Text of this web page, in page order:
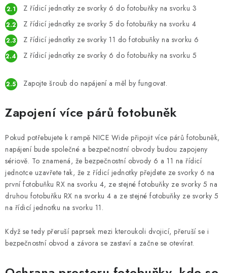
Z řídicí jednotky ze svorky 6 do fotobuňky na svorku 3
Z řídicí jednotky ze svorky 5 do fotobuňky na svorku 4
Z řídicí jednotky ze svorky 11 do fotobuňky na svorku 6
Z řídicí jednotky ze svorky 6 do fotobuňky na svorku 5
Zapojte šroub do napájení a měl by fungovat.
Zapojení více párů fotobuněk
Pokud potřebujete k rampě NICE Wide připojit více párů fotobuněk,
napájení bude společné a bezpečnostní obvody budou zapojeny
sériově. To znamená, že bezpečnostní obvody 6 a 11 na řídicí
jednotce uzavřete tak, že z řídicí jednotky přejdete ze svorky 6 na
první fotobuňku RX na svorku 4, ze stejné fotobuňky ze svorky 5 na
druhou fotobuňku RX na svorku 4 a ze stejné fotobuňky ze svorky 5
na řídicí jednotku na svorku 11.
Když se tedy přeruší paprsek mezi kteroukoli dvojicí, přeruší se i
bezpečnostní obvod a závora se zastaví a začne se otevírat.